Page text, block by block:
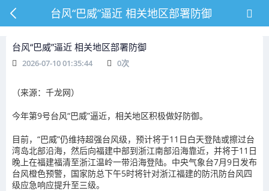
台风“巴威”逼近 相关地区部署防御
台风“巴威”逼近 相关地区部署防御
2026-07-10 01:35:44 0次
（来源：千龙网）
今年第9号台风“巴威”逼近，相关地区积极做好防御。
目前，“巴威”仍维持超强台风级，预计将于11日白天登陆或擦过台
湾岛北部沿海，然后向福建中部到浙江南部沿海靠近，并将于11日
晚上在福建福清至浙江温岭一带沿海登陆。中央气象台7月9日发布
台风橙色预警，国家防总下午5时将针对浙江福建的防汛防台风四
级应急响应提升至三级。